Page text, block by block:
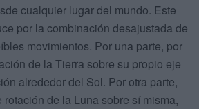
cualquier lugar del mundo. Este
por la combinación desajustada de
movimientos. Por una parte, por
de la Tierra sobre su propio eje
alrededor del Sol. Por otra parte,
de la Luna sobre sí misma,